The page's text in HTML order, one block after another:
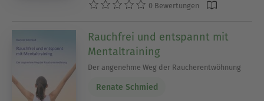
0 Bewertungen
Rauchfrei und entspannt mit
Mentaltraining
Der angenehme Weg der Raucherentwöhnung
Renate Schmied